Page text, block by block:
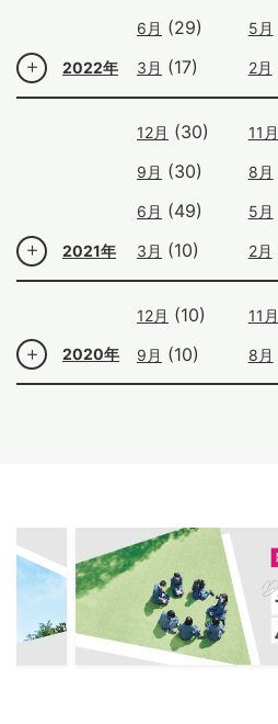
2022年
6月 (29) 5月
3月 (17) 2月
2021年
12月 (30) 11月
9月 (30) 8月
6月 (49) 5月
3月 (10) 2月
2020年
12月 (10) 11月
9月 (10) 8月